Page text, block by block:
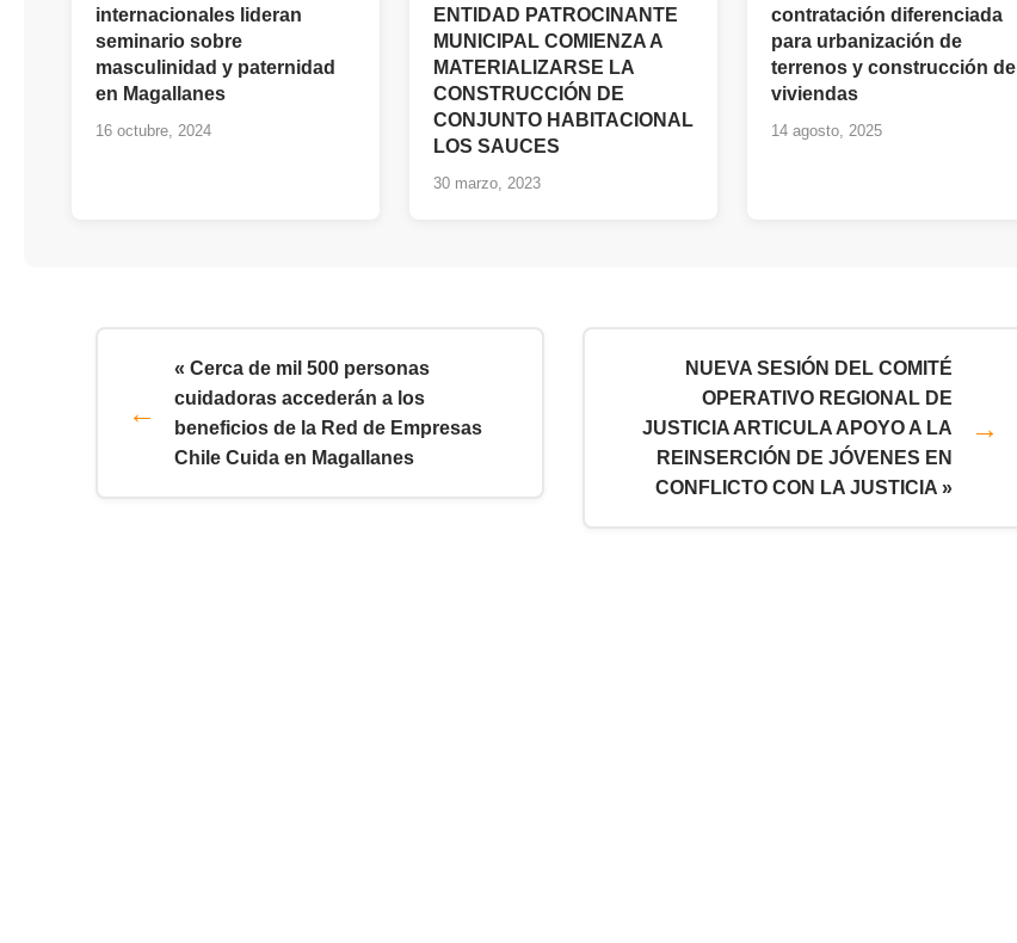
internacionales lideran
seminario sobre
masculinidad y paternidad
en Magallanes
16 octubre, 2024
ENTIDAD PATROCINANTE
MUNICIPAL COMIENZA A
MATERIALIZARSE LA
CONSTRUCCIÓN DE
CONJUNTO HABITACIONAL
LOS SAUCES
30 marzo, 2023
contratación diferenciada
para urbanización de
terrenos y construcción de
viviendas
14 agosto, 2025
« Cerca de mil 500 personas
cuidadoras accederán a los
beneficios de la Red de Empresas
Chile Cuida en Magallanes
NUEVA SESIÓN DEL COMITÉ
OPERATIVO REGIONAL DE
JUSTICIA ARTICULA APOYO A LA
REINSERCIÓN DE JÓVENES EN
CONFLICTO CON LA JUSTICIA »